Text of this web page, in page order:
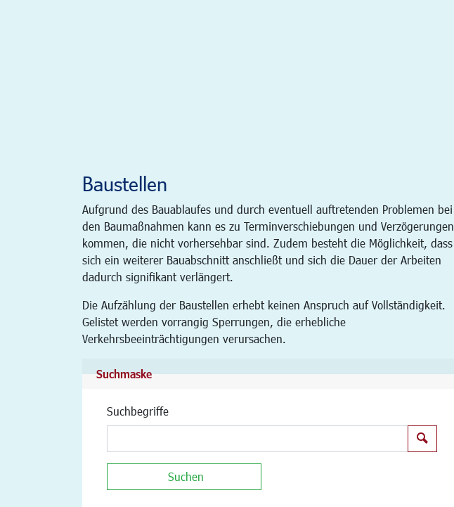
Baustellen
Aufgrund des Bauablaufes und durch eventuell auftretenden Problemen bei
den Baumaßnahmen kann es zu Terminverschiebungen und Verzögerungen
kommen, die nicht vorhersehbar sind. Zudem besteht die Möglichkeit, dass
sich ein weiterer Bauabschnitt anschließt und sich die Dauer der Arbeiten
dadurch signifikant verlängert.
Die Aufzählung der Baustellen erhebt keinen Anspruch auf Vollständigkeit.
Gelistet werden vorrangig Sperrungen, die erhebliche
Verkehrsbeeinträchtigungen verursachen.
Suchmaske
Suchbegriffe
Suchen